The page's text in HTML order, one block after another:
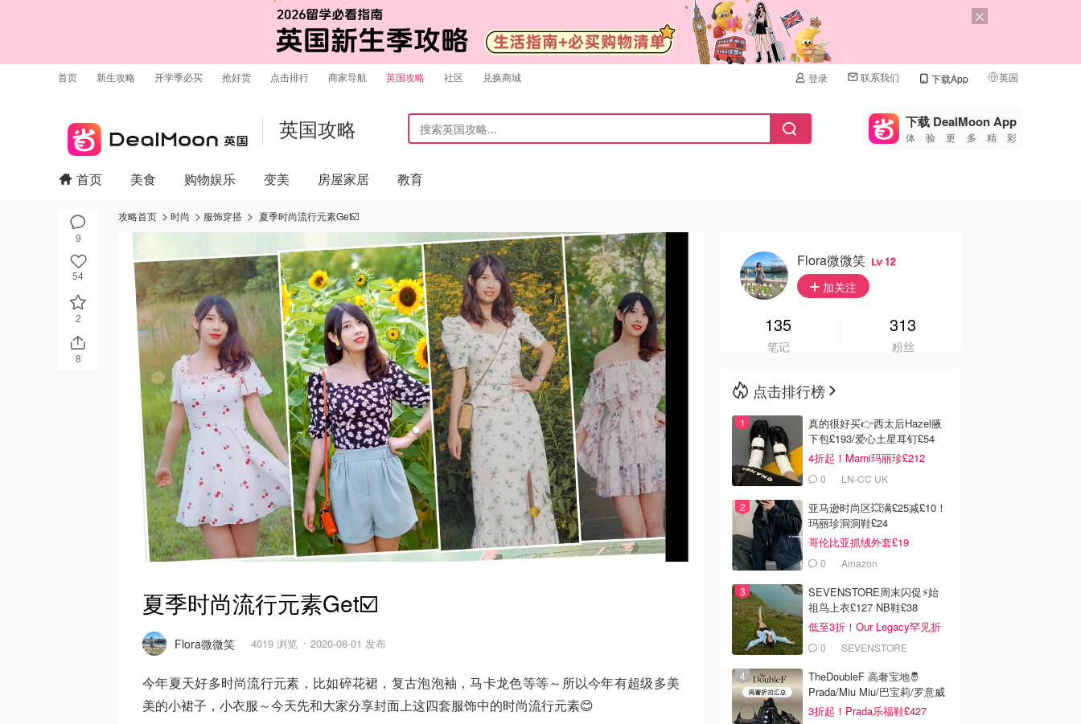
首页 新生攻略 开学季必买 抢好货 点击排行 商家导航 英国攻略 社区 兑换商城 登录 联系我们 下载App 英国
🇺🇸
🇨🇳 中国
🇮🇹
🇦🇺
英国攻略 下载 DealMoon App
体验更多精彩
9
54
2
8
首页 美食 购物娱乐 变美 房屋家居 教育
攻略首页 时尚 服饰穿搭 夏季时尚流行元素Get☑️
夏季时尚流行元素Get☑️
Flora微微笑 4019 浏览 2020-08-01 发布
今年夏天好多时尚流行元素，比如碎花裙，复古泡泡袖，马卡龙色等等～所以今年有超级多美
美的小裙子，小衣服～今天先和大家分享封面上这四套服饰中的时尚流行元素😊
Flora微微笑 12
加关注
135
笔记
313
粉丝
点击排行榜
真的很好买👉西太后Hazel腋
下包£193/爱心土星耳钉£54
4折起！Marni玛丽珍£212
0 LN-CC UK
亚马逊时尚区💥满£25减£10！
玛丽珍洞洞鞋£24
哥伦比亚抓绒外套£19
0 Amazon
SEVENSTORE周末闪促⚡️始
祖鸟上衣£127 NB鞋£38
低至3折！Our Legacy罕见折
0 SEVENSTORE
TheDoubleF 高奢宝地🤴
Prada/Miu Miu/巴宝莉/罗意威
3折起！Prada乐福鞋£427